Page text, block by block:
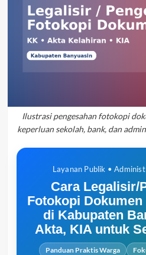
Ilustrasi pengesahan fotokopi
keperluan sekolah, bank, dan
Layanan Publik •
Cara Legalisir/
Fotokopi
di Kabupaten
Akta, KIA untuk
Panduan Praktis Warga